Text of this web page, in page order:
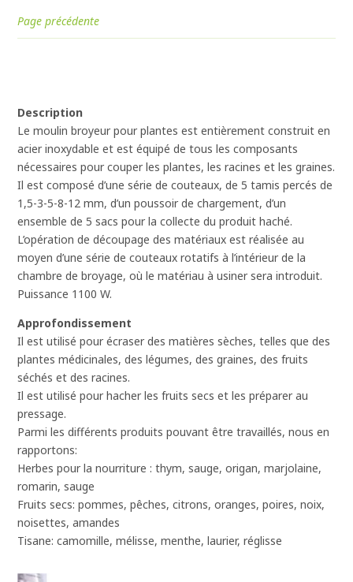
Page précédente
Description
Le moulin broyeur pour plantes est entièrement construit en
acier inoxydable et est équipé de tous les composants
nécessaires pour couper les plantes, les racines et les graines.
Il est composé d’une série de couteaux, de 5 tamis percés de
1,5-3-5-8-12 mm, d’un poussoir de chargement, d’un
ensemble de 5 sacs pour la collecte du produit haché.
L’opération de découpage des matériaux est réalisée au
moyen d’une série de couteaux rotatifs à l’intérieur de la
chambre de broyage, où le matériau à usiner sera introduit.
Puissance 1100 W.
Approfondissement
Il est utilisé pour écraser des matières sèches, telles que des
plantes médicinales, des légumes, des graines, des fruits
séchés et des racines.
Il est utilisé pour hacher les fruits secs et les préparer au
pressage.
Parmi les différents produits pouvant être travaillés, nous en
rapportons:
Herbes pour la nourriture : thym, sauge, origan, marjolaine,
romarin, sauge
Fruits secs: pommes, pêches, citrons, oranges, poires, noix,
noisettes, amandes
Tisane: camomille, mélisse, menthe, laurier, réglisse